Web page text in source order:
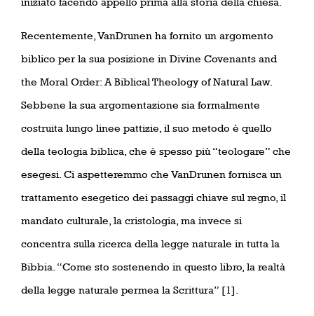
Recentemente, VanDrunen ha fornito un argomento
biblico per la sua posizione in Divine Covenants and
the Moral Order: A Biblical Theology of Natural Law.
Sebbene la sua argomentazione sia formalmente
costruita lungo linee pattizie, il suo metodo è quello
della teologia biblica, che è spesso più “teologare” che
esegesi. Ci aspetteremmo che VanDrunen fornisca un
trattamento esegetico dei passaggi chiave sul regno, il
mandato culturale, la cristologia, ma invece si
concentra sulla ricerca della legge naturale in tutta la
Bibbia. “Come sto sostenendo in questo libro, la realtà
della legge naturale permea la Scrittura” [1].